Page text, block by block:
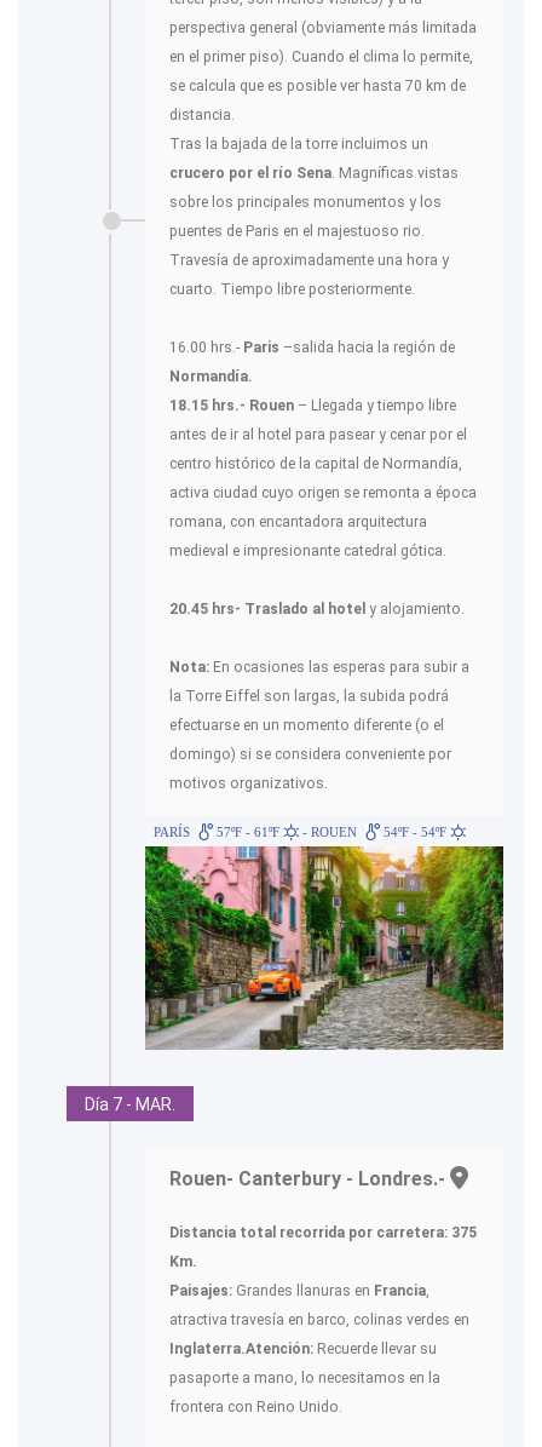
perspectiva general (obviamente más limitada
en el primer piso). Cuando el clima lo permite,
se calcula que es posible ver hasta 70 km de
distancia.
Tras la bajada de la torre incluimos un
crucero por el río Sena. Magníficas vistas
sobre los principales monumentos y los
puentes de Paris en el majestuoso rio.
Travesía de aproximadamente una hora y
cuarto. Tiempo libre posteriormente.
16.00 hrs.- Paris –salida hacia la región de
Normandía.
18.15 hrs.- Rouen – Llegada y tiempo libre
antes de ir al hotel para pasear y cenar por el
centro histórico de la capital de Normandía,
activa ciudad cuyo origen se remonta a época
romana, con encantadora arquitectura
medieval e impresionante catedral gótica.
20.45 hrs- Traslado al hotel y alojamiento.
Nota: En ocasiones las esperas para subir a
la Torre Eiffel son largas, la subida podrá
efectuarse en un momento diferente (o el
domingo) si se considera conveniente por
motivos organizativos.
PARÍS 57ºF - 61ºF - ROUEN 54ºF - 54ºF
Día 7 - MAR.
Rouen- Canterbury - Londres.-
Distancia total recorrida por carretera: 375
Km.
Paisajes: Grandes llanuras en Francia,
atractiva travesía en barco, colinas verdes en
Inglaterra.Atención: Recuerde llevar su
pasaporte a mano, lo necesitamos en la
frontera con Reino Unido.